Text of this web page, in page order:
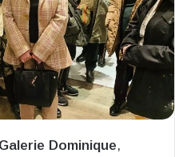
Galerie Dominique,